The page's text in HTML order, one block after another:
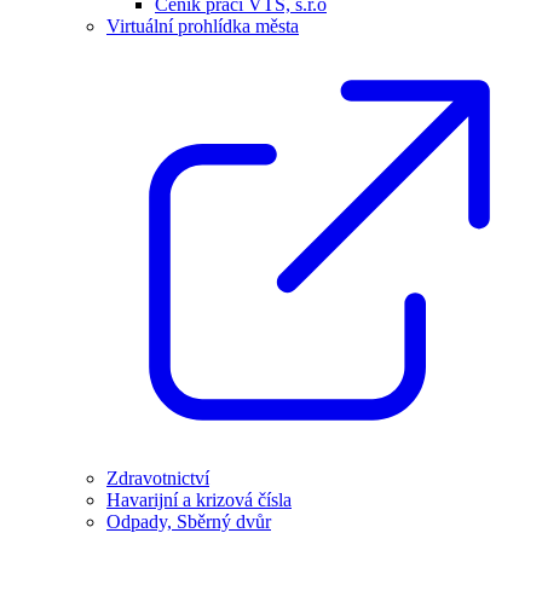
Ceník prací VTS, s.r.o
Virtuální prohlídka města
Zdravotnictví
Havarijní a krizová čísla
Odpady, Sběrný dvůr